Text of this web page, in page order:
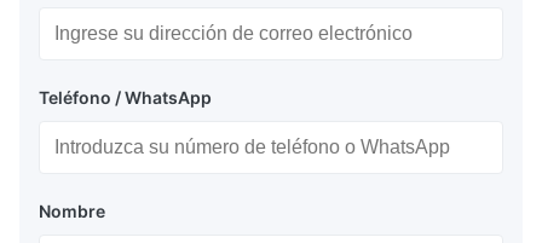
Teléfono / WhatsApp
Nombre